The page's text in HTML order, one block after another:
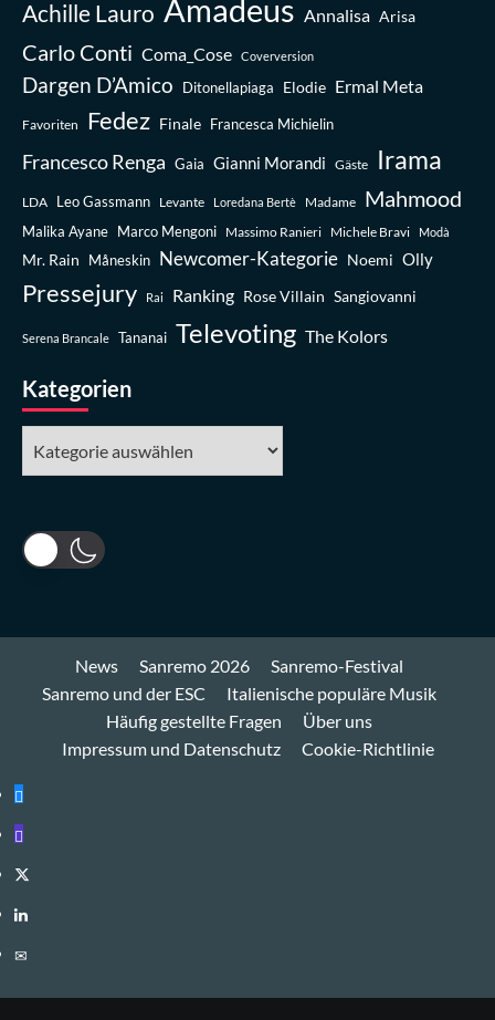
Achille Lauro Amadeus Annalisa Arisa
Carlo Conti Coma_Cose Coverversion
Dargen D’Amico Ditonellapiaga Elodie Ermal Meta
Favoriten Fedez Finale Francesca Michielin
Francesco Renga Gaia Gianni Morandi Gäste Irama
LDA Leo Gassmann Levante Loredana Bertè Madame Mahmood
Malika Ayane Marco Mengoni Massimo Ranieri Michele Bravi Modà
Mr. Rain Måneskin Newcomer-Kategorie Noemi Olly
Pressejury Rai Ranking Rose Villain Sangiovanni
Serena Brancale Tananai Televoting The Kolors
Kategorien
News Sanremo 2026
Sanremo-Festival
Sanremo und der ESC
Italienische populäre Musik
Häufig gestellte Fragen
Über uns
Impressum und Datenschutz
Cookie-Richtlinie
Bluesky
Mastodon
Twitter
LinkedIn
E-